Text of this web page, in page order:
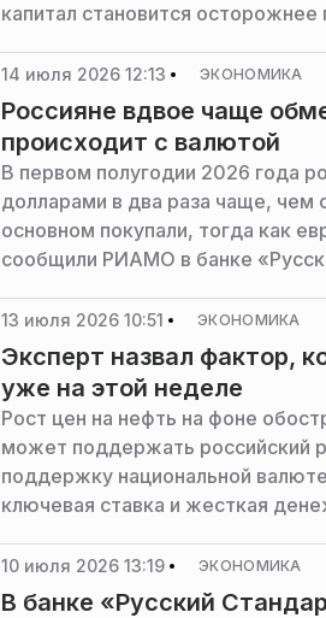
капитал становится
выручкой, сообщил РИАМО
Иван Шиндин.
14 июля 2026 12:13 ЭКОНОМИКА
Россияне вдвое чаще
происходит с валютой
В первом полугодии 2026 года
долларами в два раза чаще, чем
основном покупали, тогда как
сообщили РИАМО в банке
13 июля 2026 10:51 ЭКОНОМИКА
Эксперт назвал фактор,
уже на этой неделе
Рост цен на нефть на фоне
может поддержать российский
поддержку национальной
ключевая ставка и жесткая
банка «Русский Стандарт»
10 июля 2026 13:19 ЭКОНОМИКА
В банке «Русский